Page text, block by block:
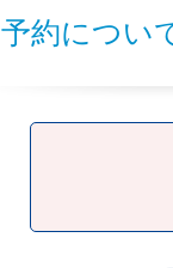
予約につい